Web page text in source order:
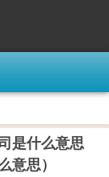
是什么意思
意思）